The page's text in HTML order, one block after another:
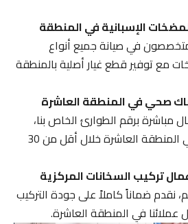
الإسبانية في المنطقة
في صيانة جميع أنواع
مع توفير قطع غيار أصلية بالمنطقة
في المنطقة العاشرة
برقم الطوارئ الخاص بنا،
وسيكون الفني لديكم في المنطقة العاشرة خلال أقل من 30
تركيب السخانات المركزية
ضماناً كاملاً على جودة التركيب
في المنطقة العاشرة.